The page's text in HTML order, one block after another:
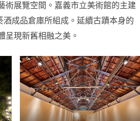
術展覽空間。嘉義市立美術館的主建
成品倉庫所組成。延續古蹟本身的
呈現新舊相融之美。